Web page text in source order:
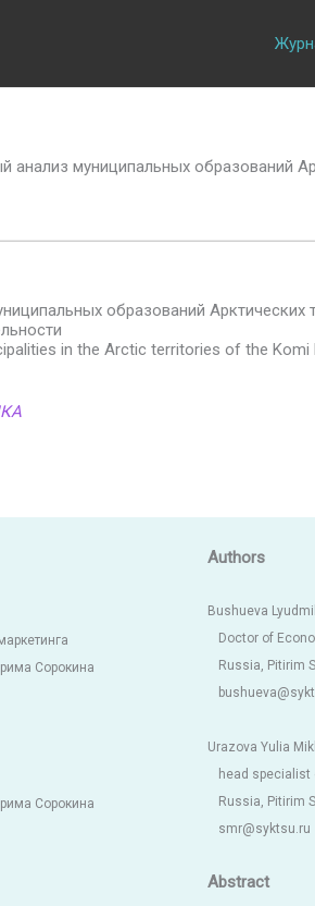
анализ муниципальных образований
образований
in the Arctic territories of the
Сорокина
Сорокина
Authors
Bushueva
Doctor of
Russia, Pitirim
Urazova Yulia
head specialist
Russia, Pitirim
smr@syktsu.ru
Abstract